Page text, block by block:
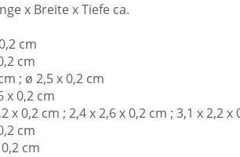
x Breite x Tiefe ca.
cm
cm
; ø 2,5 x 0,2 cm
x 0,2 cm
x 0,2 cm ; 2,4 x 2,6 x 0,2 cm ; 3,1 x 2,2 x
cm
cm